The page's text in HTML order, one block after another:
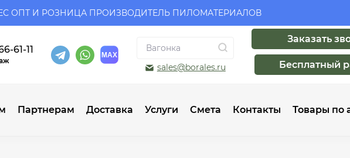
ОПТ И РОЗНИЦА ПРОИЗВОДИТЕЛЬ ПИЛОМАТЕРИАЛОВ
61-11
sales@borales.ru
Заказать
Бесплатный
Партнерам Доставка Услуги Смета Контакты Товары по